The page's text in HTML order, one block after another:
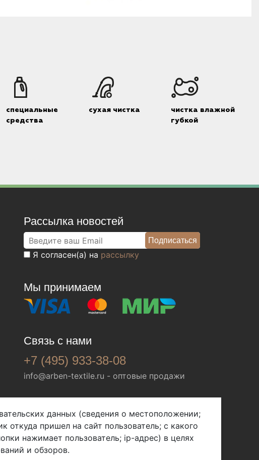
специальные
средства
сухая чистка
чистка влажной
губкой
Рассылка новостей
Я согласен(а) на рассылку
Мы принимаем
Связь с нами
+7 (495) 933-38-08
info@arben-textile.ru - оптовые продажи
данных (сведения о местоположении;
откуда пришел на сайт пользователь; с какого
нажимает пользователь; ip-адрес) в целях
и обзоров.